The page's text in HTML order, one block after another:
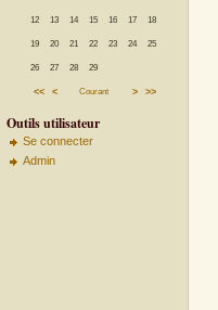
<< < Courant > >>
12 13 14 15 16 17 18
19 20 21 22 23 24 25
26 27 28 29
Outils utilisateur
Se connecter
Admin